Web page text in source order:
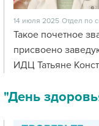
14 июля 2025 Отдел по
Такое почетное
присвоено
ИДЦ Татьяне
"День